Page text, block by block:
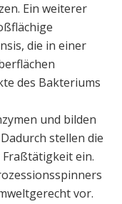
Ein weiterer
die in einer
des Bakteriums
und bilden
stellen die
ein.
vor.